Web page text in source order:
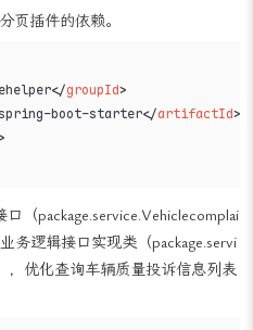
(data) {
.location.reload
() {
求失败");
页插件的依赖。
</groupId>
boot-starter</artifactId>
（package.service.Vehiclecomplai
务逻辑接口实现类（package.servi
，优化查询车辆质量投诉信息列表